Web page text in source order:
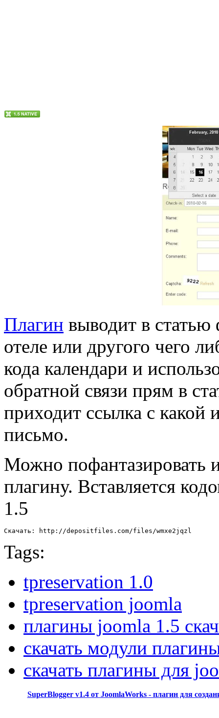
Плагин выводит в статью
отеле или другого чего
кода календари и
обратной связи прям в
приходит ссылка с какой
письмо.
Можно пофантазировать
плагину. Вставляется
1.5
Скачать: http://depositfiles.com/files/wmxe2jqzl
Tags:
tpreservation 1.0
tpreservation joomla
плагины joomla 1.5
скачать модули
скачать плагины для
SuperBlogger v1.4 от JoomlaWorks - плагин для